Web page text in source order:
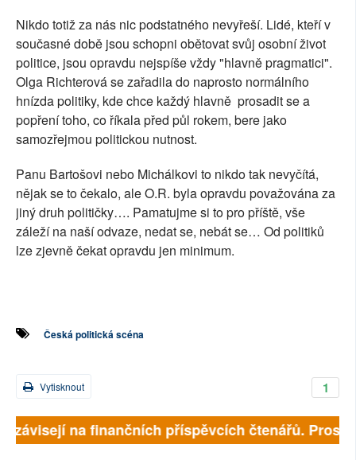
Nikdo totiž za nás nic podstatného nevyřeší. Lidé, kteří v
současné době jsou schopni obětovat svůj osobní život
politice, jsou opravdu nejspíše vždy "hlavně pragmatici".
Olga Richterová se zařadila do naprosto normálního
hnízda politiky, kde chce každý hlavně prosadit se a
popření toho, co říkala před půl rokem, bere jako
samozřejmou politickou nutnost.
Panu Bartošovi nebo Michálkovi to nikdo tak nevyčítá,
nějak se to čekalo, ale O.R. byla opravdu považována za
jiný druh političky…. Pamatujme si to pro příště, vše
záleží na naší odvaze, nedat se, nebát se… Od politiků
lze zjevně čekat opravdu jen minimum.
Česká politická scéna
1
Vytisknout
na finančních příspěvcích čtenářů.